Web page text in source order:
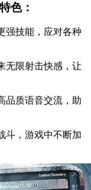
色：
强技能，应对各种
无限射击快感，让
品质语音交流，助
斗，游戏中不断加